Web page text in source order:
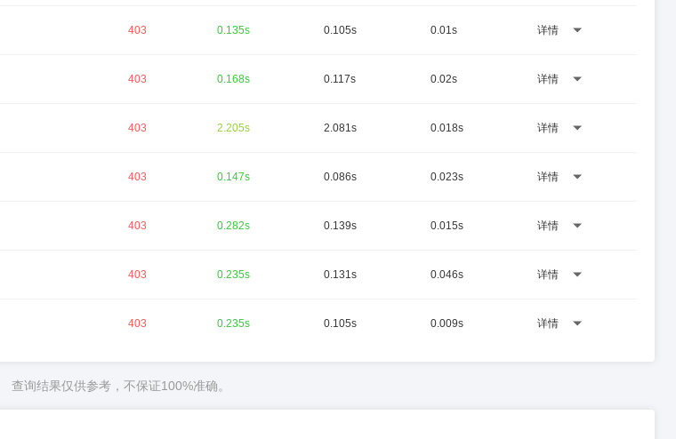
403 0.135s 0.105s 0.01s 详情
403 0.168s 0.117s 0.02s 详情
403 2.205s 2.081s 0.018s 详情
403 0.147s 0.086s 0.023s 详情
403 0.282s 0.139s 0.015s 详情
403 0.235s 0.131s 0.046s 详情
403 0.235s 0.105s 0.009s 详情
查询结果仅供参考，不保证100%准确。